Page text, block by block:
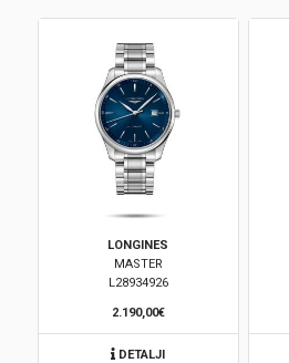
Diamond
POKLON VAUČER
Prijava
Registracija
LONGINES
MASTER
L28934926
2.190,00€
DETALJI